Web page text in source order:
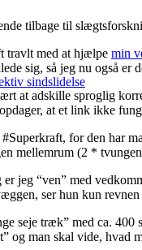
sindslidelse
tilbage til
travlt med at hjælpe min
sig, så jeg nu også er
at adskille sproglig
at et link ikke
for den har
mellemrum (2 *
jeg “ven” med
ser hun kun
seje træk” med ca.
og man skal vide, hvad